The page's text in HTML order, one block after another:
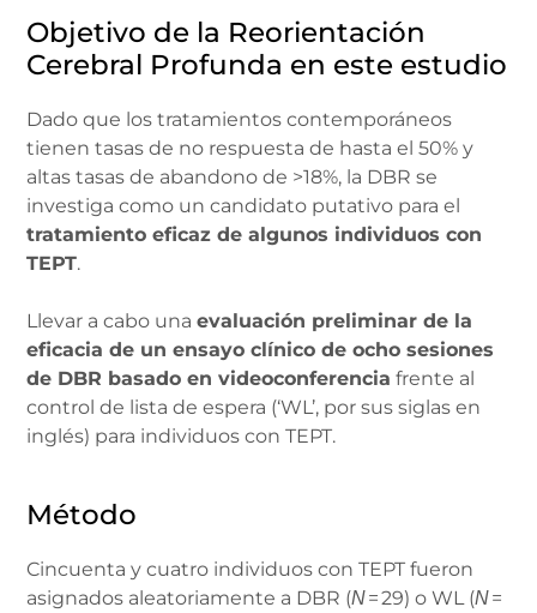
Objetivo de la Reorientación
Cerebral Profunda en este estudio
Dado que los tratamientos contemporáneos
tienen tasas de no respuesta de hasta el 50% y
altas tasas de abandono de >18%, la DBR se
investiga como un candidato putativo para el
tratamiento eficaz de algunos individuos con
TEPT.
Llevar a cabo unaevaluación preliminar de la
eficacia de un ensayo clínico de ocho sesiones
de DBR basado en videoconferencia frente al
control de lista de espera (‘WL’, por sus siglas en
inglés) para individuos con TEPT.
Método
Cincuenta y cuatro individuos con TEPT fueron
asignados aleatoriamente a DBR (N= 29) o WL (N=